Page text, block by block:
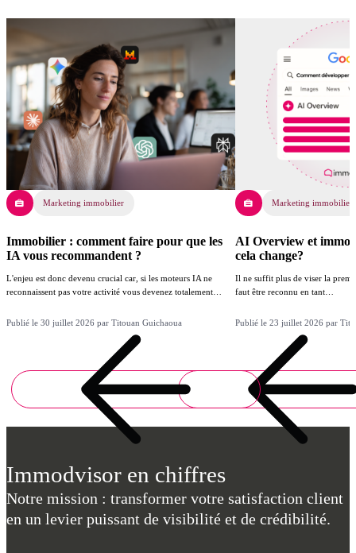
Marketing immobilier
Immobilier : comment faire pour que les
IA vous recommandent ?
L'enjeu est donc devenu crucial car, si les moteurs IA ne
reconnaissent pas votre activité vous devenez totalement…
Publié le 30 juillet 2026 par Titouan Guichaoua
Marketing immobilier
AI Overview et
cela change?
Il ne suffit plus de viser la
faut être reconnu en tant…
Publié le 23 juillet 2026 par
Immodvisor en chiffres
Notre mission : transformer votre satisfaction client
en un levier puissant de visibilité et de crédibilité.